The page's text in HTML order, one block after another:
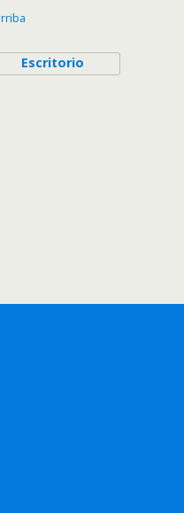
Escritorio